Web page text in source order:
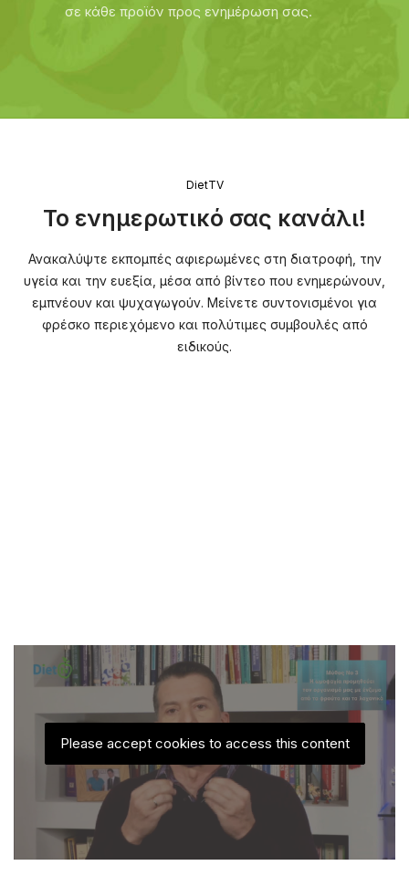
σε κάθε προϊόν προς ενημέρωση σας.
DietTV
Το ενημερωτικό σας κανάλι!
Ανακαλύψτε εκπομπές αφιερωμένες στη διατροφή, την
υγεία και την ευεξία, μέσα από βίντεο που ενημερώνουν,
εμπνέουν και ψυχαγωγούν. Μείνετε συντονισμένοι για
φρέσκο περιεχόμενο και πολύτιμες συμβουλές από
ειδικούς.
Please accept cookies to access this content